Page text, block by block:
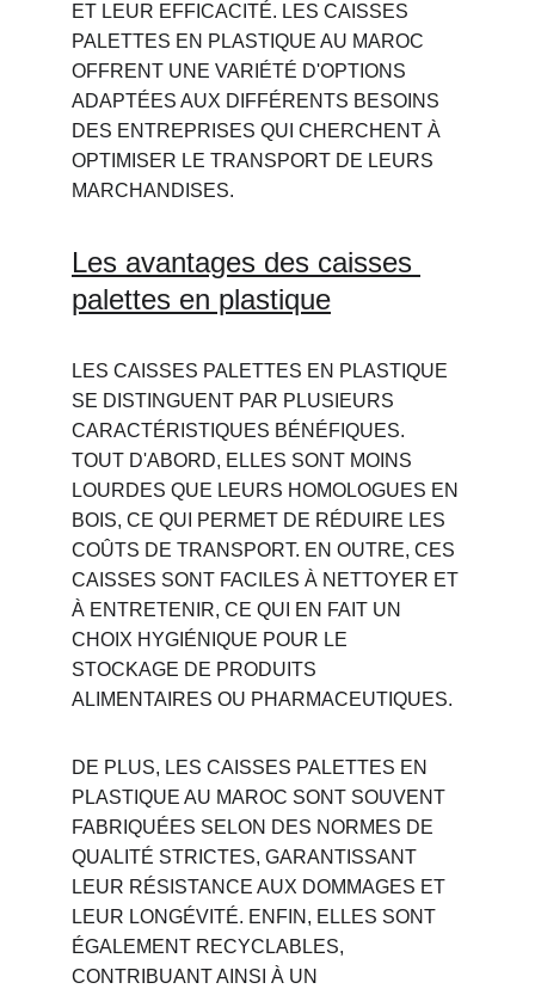
ET LEUR EFFICACITÉ. LES CAISSES
PALETTES EN PLASTIQUE AU MAROC
OFFRENT UNE VARIÉTÉ D'OPTIONS
ADAPTÉES AUX DIFFÉRENTS BESOINS
DES ENTREPRISES QUI CHERCHENT À
OPTIMISER LE TRANSPORT DE LEURS
MARCHANDISES.
Les avantages des caisses
palettes en plastique
LES CAISSES PALETTES EN PLASTIQUE
SE DISTINGUENT PAR PLUSIEURS
CARACTÉRISTIQUES BÉNÉFIQUES.
TOUT D'ABORD, ELLES SONT MOINS
LOURDES QUE LEURS HOMOLOGUES EN
BOIS, CE QUI PERMET DE RÉDUIRE LES
COÛTS DE TRANSPORT. EN OUTRE, CES
CAISSES SONT FACILES À NETTOYER ET
À ENTRETENIR, CE QUI EN FAIT UN
CHOIX HYGIÉNIQUE POUR LE
STOCKAGE DE PRODUITS
ALIMENTAIRES OU PHARMACEUTIQUES.
DE PLUS, LES CAISSES PALETTES EN
PLASTIQUE AU MAROC SONT SOUVENT
FABRIQUÉES SELON DES NORMES DE
QUALITÉ STRICTES, GARANTISSANT
LEUR RÉSISTANCE AUX DOMMAGES ET
LEUR LONGÉVITÉ. ENFIN, ELLES SONT
ÉGALEMENT RECYCLABLES,
CONTRIBUANT AINSI À UN